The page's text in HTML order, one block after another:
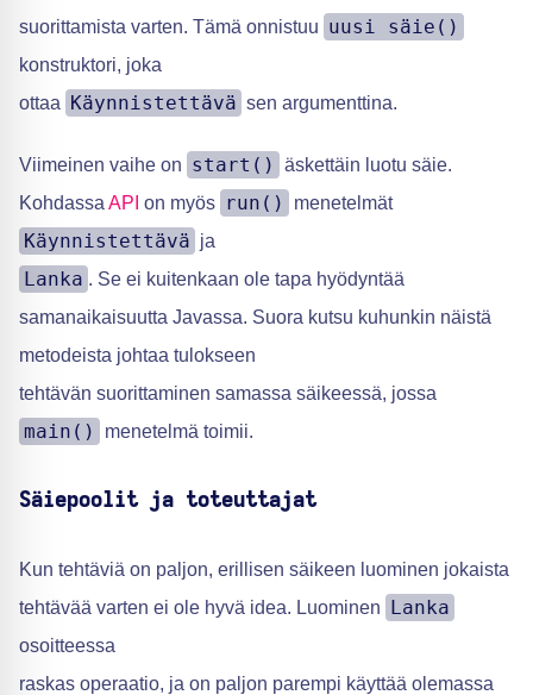
suorittamista varten. Tämä onnistuu uusi säie()
konstruktori, joka
ottaa Käynnistettävä sen argumenttina.
Viimeinen vaihe on start()
äskettäin luotu säie.
Kohdassa API on myös run() menetelmät
Käynnistettävä ja
Lanka . Se ei kuitenkaan ole tapa hyödyntää
samanaikaisuutta Javassa. Suora kutsu kuhunkin näistä
metodeista johtaa tulokseen
tehtävän suorittaminen samassa säikeessä, jossa
main() menetelmä toimii.
Säiepoolit ja toteuttajat
Kun tehtäviä on paljon, erillisen säikeen luominen jokaista
tehtävää varten ei ole hyvä idea. Luominen Lanka
osoitteessa
raskas operaatio, ja on paljon parempi käyttää olemassa